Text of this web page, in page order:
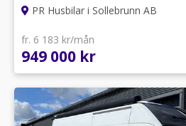
PR Husbilar i Sollebrunn AB
fr. 6 183 kr/mån
949 000 kr